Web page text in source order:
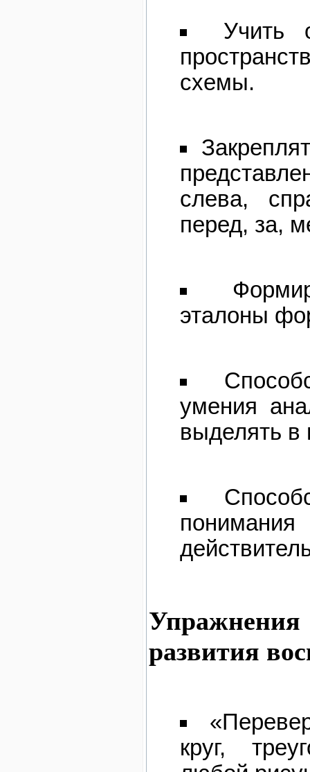
Учить
схемы.
слева,
перед, за,
эталоны
умения
выделять в
развития
круг,